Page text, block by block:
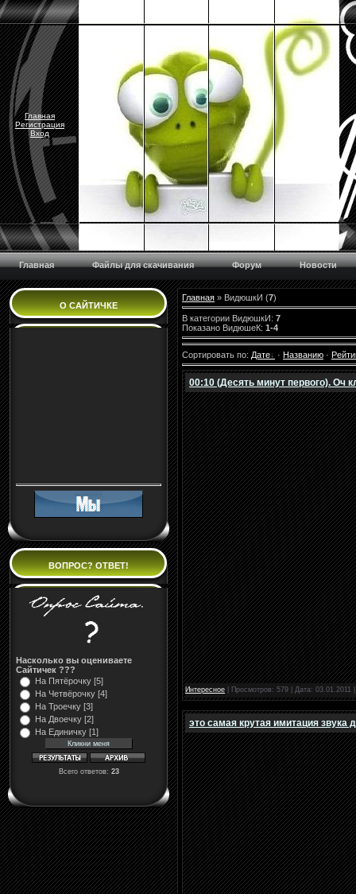
Главная
Регистрация
Вход
Главная Файлы для скачивания Форум Новости
О САЙТИЧКЕ
ВОПРОС? ОТВЕТ!
Насколько вы оцениваете
Сайтичек ???
На Пятёрочку [5]
На Четвёрочку [4]
На Троечку [3]
На Двоечку [2]
На Единичку [1]
Всего ответов: 23
Главная » ВидюшкИ (7)
В категории ВидюшкИ: 7
Показано ВидюшеК: 1-4
Сортировать по: Дате · Названию ·
00:10 (Десять минут первого). Оч
Интересное | Просмотров: 579 | Дата: 03.01.2011
это самая крутая имитация звука